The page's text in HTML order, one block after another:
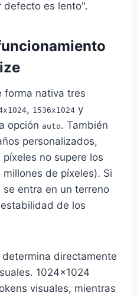
defecto es lento".
forma nativa tres
, 1536x1024 y
opción auto. También
personalizados,
no supere los
de píxeles). Si
entra en un terreno
de los
directamente
1024×1024
visuales, mientras